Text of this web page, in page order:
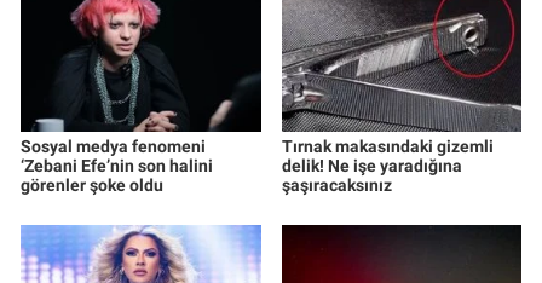
Sosyal medya fenomeni
‘Zebani Efe’nin son halini
görenler şoke oldu
Tırnak makasındaki gizemli
delik! Ne işe yaradığına
şaşıracaksınız